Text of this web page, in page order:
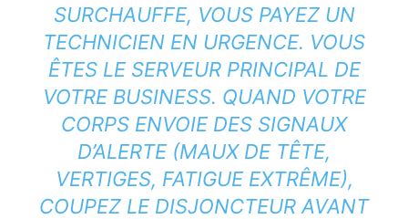
SURCHAUFFE, VOUS PAYEZ UN
TECHNICIEN EN URGENCE. VOUS
ÊTES LE SERVEUR PRINCIPAL DE
VOTRE BUSINESS. QUAND VOTRE
CORPS ENVOIE DES SIGNAUX
D’ALERTE (MAUX DE TÊTE,
VERTIGES, FATIGUE EXTRÊME),
COUPEZ LE DISJONCTEUR AVANT